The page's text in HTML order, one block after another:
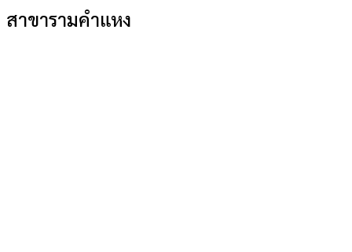
สาขารามคำแหง